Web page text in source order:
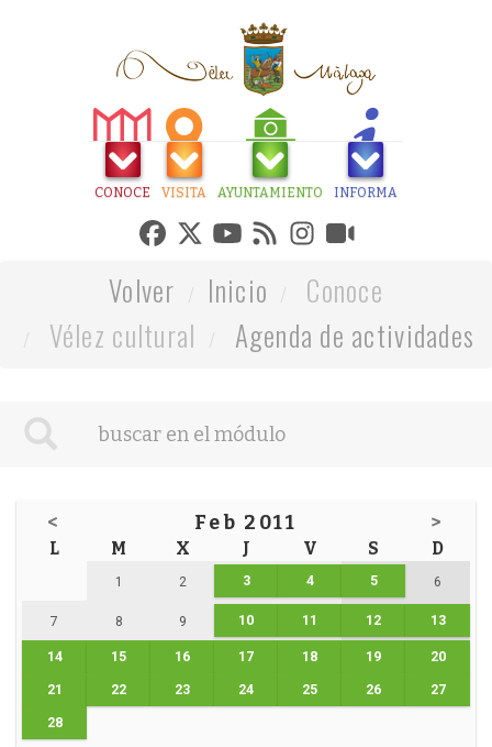
CONOCE VISITA AYUNTAMIENTO INFORMA
Volver Inicio
Conoce
Vélez cultural
Agenda de actividades
< Feb 2011 >
L M X J V S D
1 2 3 4 5 6
7 8 9 10 11 12 13
14 15 16 17 18 19 20
21 22 23 24 25 26 27
28